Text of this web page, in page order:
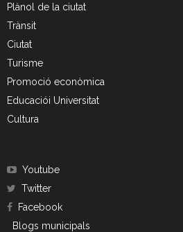
Plànol de la ciutat
Trànsit
Ciutat
Turisme
Promoció econòmica
Educaciói Universitat
Cultura
Youtube
Twitter
Facebook
Blogs municipals